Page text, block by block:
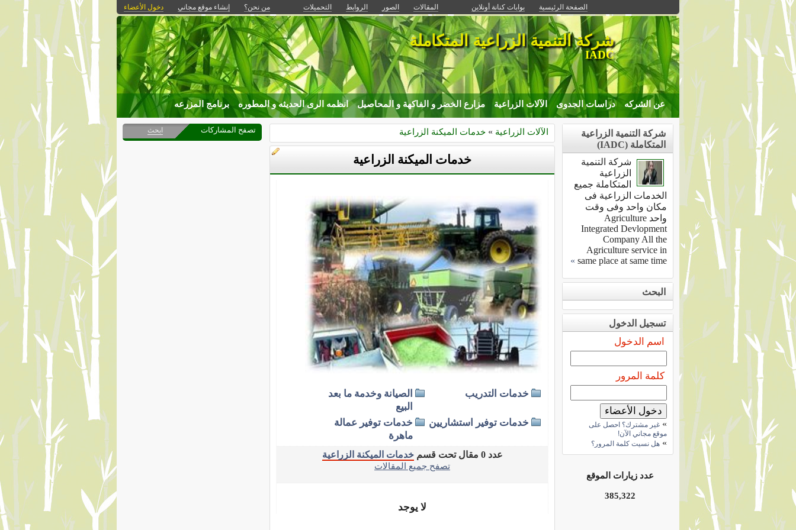
الصفحة الرئيسية بوابات كنانة أونلاين المقالات الصور الروابط التحميلات من نحن؟ إنشاء موقع مجاني دخول الأعضاء
شركة التنمية الزراعية المتكاملة
IADC
عن الشركه دراسات الجدوى الآلات الزراعية مزارع الخضر و الفاكهة و المحاصيل انظمه الرى الحديثه و المطوره برنامج المزرعه
الآلات الزراعية » خدمات الميكنة الزراعية
خدمات الميكنة الزراعية
خدمات التدريب الصيانة وخدمة ما بعد
البيع
خدمات توفير استشاريين خدمات توفير عمالة
ماهرة
عدد 0 مقال تحت قسم
خدمات الميكنة الزراعية
تصفح جميع المقالات
لا يوجد
شركة التنمية الزراعية
المتكاملة (IADC)
شركة التنمية
الزراعية
المتكاملة جميع
الخدمات الزراعية فى
مكان واحد وفى وقت
واحد Agriculture
Integrated Devlopment
Company All the
Agriculture service in
same place at same time
»
البحث
تسجيل الدخول
اسم الدخول
كلمة المرور
» غير مشترك؟ احصل على
موقع مجاني الآن!
» هل نسيت كلمة المرور؟
عدد زيارات الموقع
385,322
تصفح المشاركات ابحث